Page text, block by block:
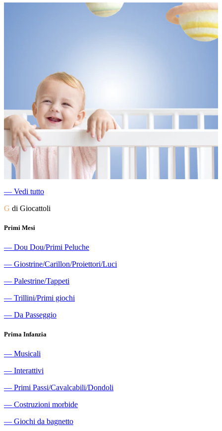
― Vedi tutto
G di Giocattoli
Primi Mesi
― Dou Dou/Primi Peluche
― Giostrine/Carillon/Proiettori/Luci
― Palestrine/Tappeti
― Trillini/Primi giochi
― Da Passeggio
Prima Infanzia
― Musicali
― Interattivi
― Primi Passi/Cavalcabili/Dondoli
― Costruzioni morbide
― Giochi da bagnetto